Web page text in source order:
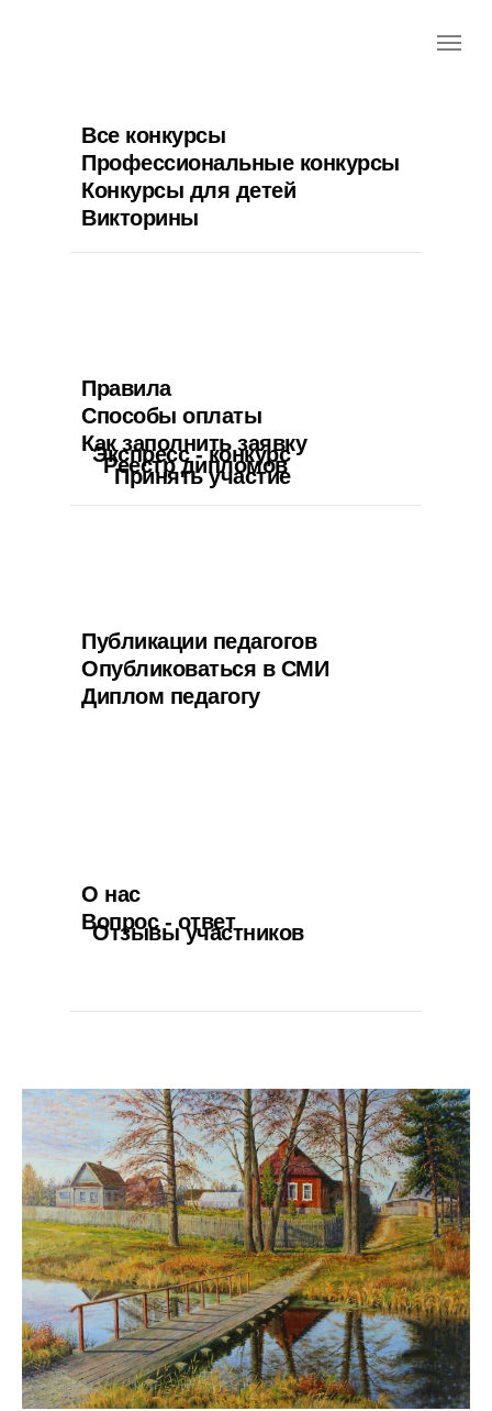
Все конкурсы
Профессиональные конкурсы
Конкурсы для детей
Викторины
Правила
Способы оплаты
Как заполнить заявку
Экспресс - конкурс
Реестр дипломов
Принять участие
Публикации педагогов
Опубликоваться в СМИ
Диплом педагогу
О нас
Вопрос - ответ
Отзывы участников